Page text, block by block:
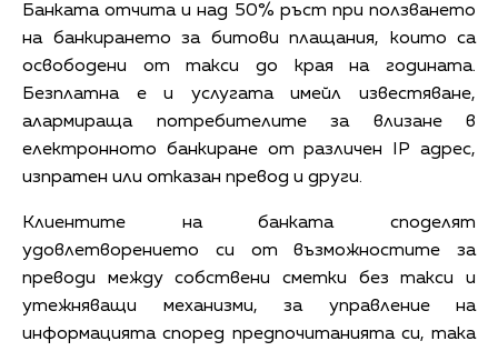
Банката отчита и над 50% ръст при ползването
на банкирането за битови плащания, които са
освободени от такси до края на годината.
Безплатна е и услугата имейл известяване,
алармираща потребителите за влизане в
електронното банкиране от различен IP адрес,
изпратен или отказан превод и други.
Клиентите на банката споделят
удовлетворението си от възможностите за
преводи между собствени сметки без такси и
утежняващи механизми, за управление на
информацията според предпочитанията си, така